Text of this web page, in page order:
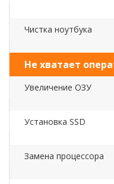
Чистка ноутбука
Не хватает
Увеличение ОЗУ
Установка SSD
Замена процессора